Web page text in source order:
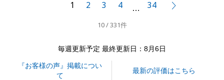
_これからも末永くお付き合いを頂けますと幸いです
1 2 3 4 … 34
10 / 331件
毎週更新予定 最終更新日：8月6日
『お客様の声』掲載につい
て
最新の評価はこちら